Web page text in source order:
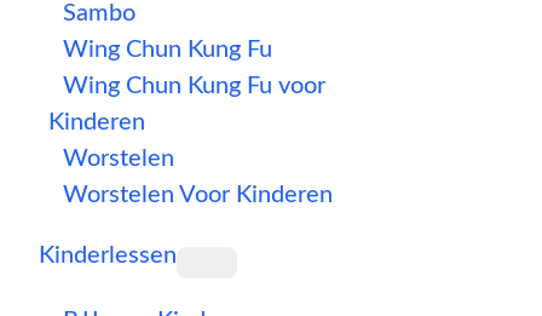
Sambo
Wing Chun Kung Fu
Wing Chun Kung Fu voor
Kinderen
Worstelen
Worstelen Voor Kinderen
Kinderlessen